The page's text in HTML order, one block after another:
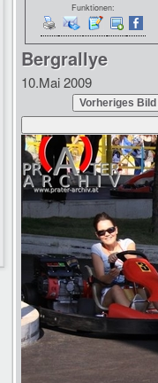
Funktionen:
Bergrallye
10.Mai 2009